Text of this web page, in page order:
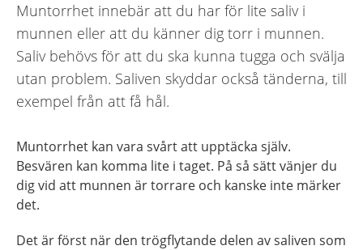
Muntorrhet innebär att du har för lite saliv i
munnen eller att du känner dig torr i munnen.
Saliv behövs för att du ska kunna tugga och svälja
utan problem. Saliven skyddar också tänderna, till
exempel från att få hål.
Muntorrhet kan vara svårt att upptäcka själv.
Besvären kan komma lite i taget. På så sätt vänjer du
dig vid att munnen är torrare och kanske inte märker
det.
Det är först när den trögflytande delen av saliven som